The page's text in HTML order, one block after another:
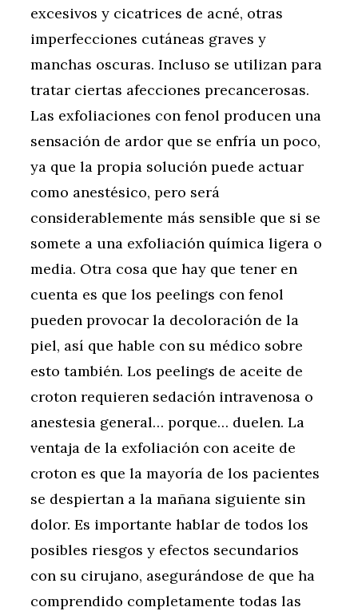
excesivos y cicatrices de acné, otras
imperfecciones cutáneas graves y
manchas oscuras. Incluso se utilizan para
tratar ciertas afecciones precancerosas.
Las exfoliaciones con fenol producen una
sensación de ardor que se enfría un poco,
ya que la propia solución puede actuar
como anestésico, pero será
considerablemente más sensible que si se
somete a una exfoliación química ligera o
media. Otra cosa que hay que tener en
cuenta es que los peelings con fenol
pueden provocar la decoloración de la
piel, así que hable con su médico sobre
esto también. Los peelings de aceite de
croton requieren sedación intravenosa o
anestesia general… porque… duelen. La
ventaja de la exfoliación con aceite de
croton es que la mayoría de los pacientes
se despiertan a la mañana siguiente sin
dolor. Es importante hablar de todos los
posibles riesgos y efectos secundarios
con su cirujano, asegurándose de que ha
comprendido completamente todas las